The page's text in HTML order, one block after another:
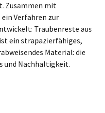
Zusammen mit
Verfahren zur
Traubenreste aus
ein strapazierfähiges,
Material: die
und Nachhaltigkeit.